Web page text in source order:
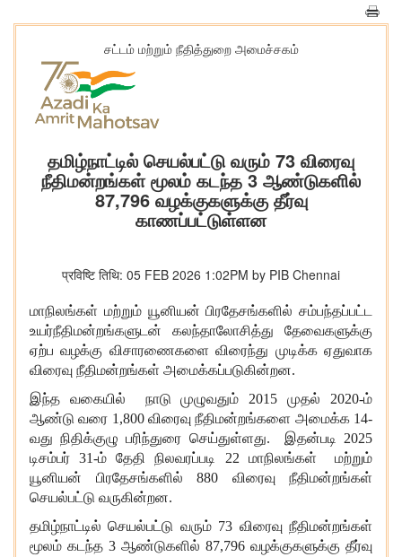
சட்டம் மற்றும் நீதித்துறை அமைச்சகம்
தமிழ்நாட்டில் செயல்பட்டு வரும் 73 விரைவு
நீதிமன்றங்கள் மூலம் கடந்த 3 ஆண்டுகளில்
87,796 வழக்குகளுக்கு தீர்வு
காணப்பட்டுள்ளன
प्रविष्टि तिथि: 05 FEB 2026 1:02PM by PIB Chennai
மாநிலங்கள் மற்றும் யூனியன் பிரதேசங்களில் சம்பந்தப்பட்ட
உயர்நீதிமன்றங்களுடன் கலந்தாலோசித்து தேவைகளுக்கு
ஏற்ப வழக்கு விசாரணைகளை விரைந்து முடிக்க ஏதுவாக
விரைவு நீதிமன்றங்கள் அமைக்கப்படுகின்றன.
இந்த வகையில் நாடு முழுவதும் 2015 முதல் 2020-ம்
ஆண்டு வரை 1,800 விரைவு நீதிமன்றங்களை அமைக்க 14-
வது நிதிக்குழு பரிந்துரை செய்துள்ளது. இதன்படி 2025
டிசம்பர் 31-ம் தேதி நிலவரப்படி 22 மாநிலங்கள் மற்றும்
யூனியன் பிரதேசங்களில் 880 விரைவு நீதிமன்றங்கள்
செயல்பட்டு வருகின்றன.
தமிழ்நாட்டில் செயல்பட்டு வரும் 73 விரைவு நீதிமன்றங்கள்
மூலம் கடந்த 3 ஆண்டுகளில் 87,796 வழக்குகளுக்கு தீர்வு